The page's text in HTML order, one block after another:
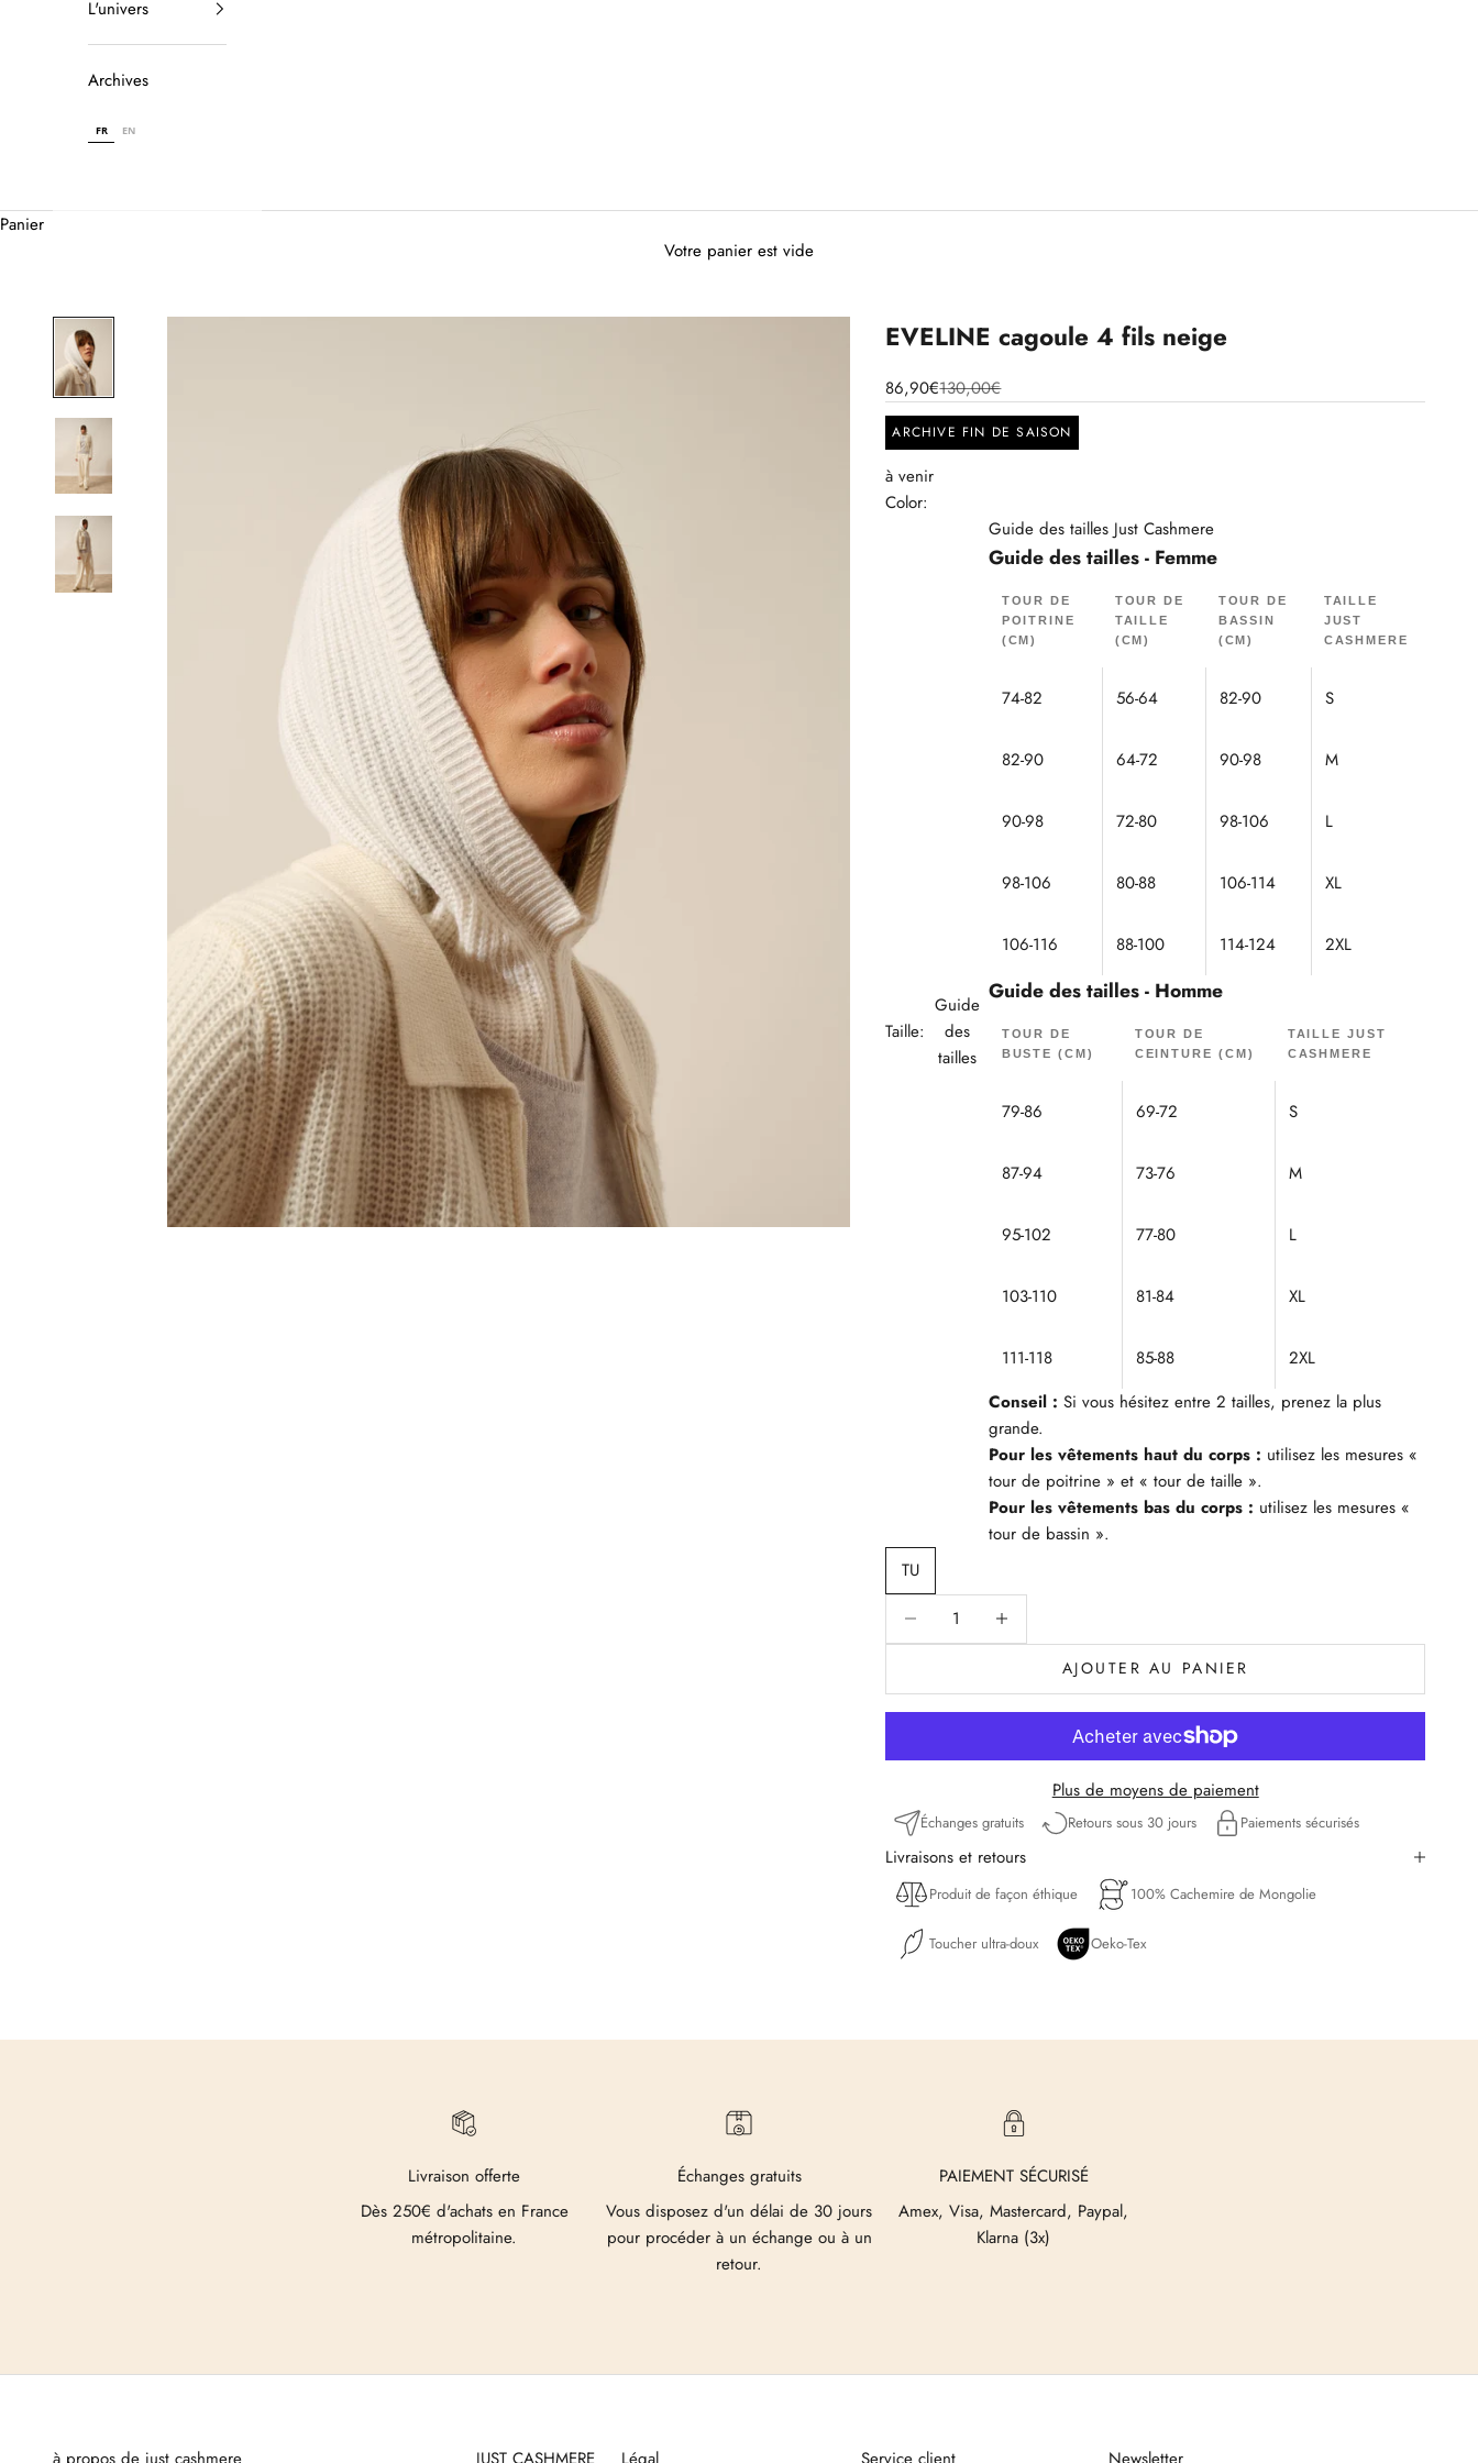
L'univers
Archives
FR EN
Panier
Votre panier est vide
EVELINE cagoule 4 fils neige
86,90€130,00€
ARCHIVE FIN DE SAISON
à venir
Color:
Taille:
Guide
des
tailles
Guide des tailles Just Cashmere
Guide des tailles - Femme
TOUR DE
POITRINE
(CM)
TOUR DE
TAILLE
(CM)
TOUR DE
BASSIN
(CM)
TAILLE
JUST
CASHMERE
74-82 56-64 82-90 S
82-90 64-72 90-98 M
90-98 72-80 98-106 L
98-106 80-88 106-114 XL
106-116 88-100 114-124 2XL
Guide des tailles - Homme
TOUR DE
BUSTE (CM)
TOUR DE
CEINTURE (CM)
TAILLE JUST
CASHMERE
79-86 69-72 S
87-94 73-76 M
95-102 77-80 L
103-110 81-84 XL
111-118 85-88
2XL
Conseil : Si vous hésitez entre 2 tailles, prenez la plus
grande.
Pour les vêtements haut du corps : utilisez les mesures «
tour de poitrine » et « tour de taille ».
Pour les vêtements bas du corps : utilisez les mesures «
tour de bassin ».
TU
Diminuer la quantitéDiminuer la quantité
AJOUTER AU PANIER
Plus de moyens de paiement
Échanges gratuits Retours sous 30 jours Paiements sécurisés
Livraisons et retours
Produit de façon éthique 100% Cachemire de Mongolie
Toucher ultra-doux Oeko-Tex
Livraison offerte
Dès 250€ d'achats en France
métropolitaine.
Échanges gratuits
Vous disposez d'un délai de 30 jours
pour procéder à un échange ou à un
retour.
PAIEMENT SÉCURISÉ
Amex, Visa, Mastercard, Paypal,
Klarna (3x)